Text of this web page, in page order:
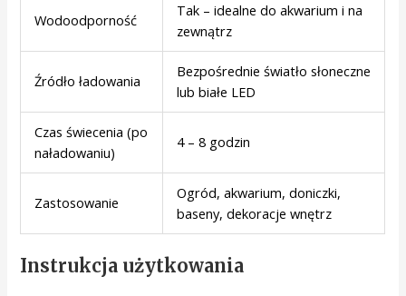
Wodoodporność
Tak – idealne do akwarium i na
zewnątrz
Źródło ładowania
Bezpośrednie światło słoneczne
lub białe LED
Czas świecenia (po
naładowaniu)
4 – 8 godzin
Zastosowanie
Ogród, akwarium, doniczki,
baseny, dekoracje wnętrz
Instrukcja użytkowania